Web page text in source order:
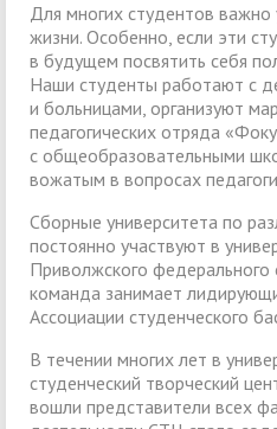
Для многих студентов
жизни. Особенно, если эти
в будущем посвятить себя
Наши студенты работают с
и больницами, организуют
педагогических отряда
с общеобразовательными
вожатым в вопросах
Сборные университета по
постоянно участвуют в
Приволжского федерального
команда занимает
Ассоциации студенческого
В течении многих лет в
студенческий творческий
вошли представители всех